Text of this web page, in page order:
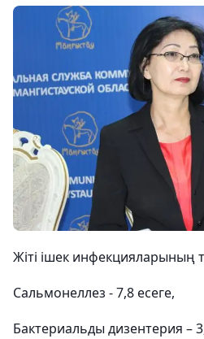
Жіті ішек инфекцияларының
Сальмонеллез - 7,8 есеге,
Бактериальды дизентерия –